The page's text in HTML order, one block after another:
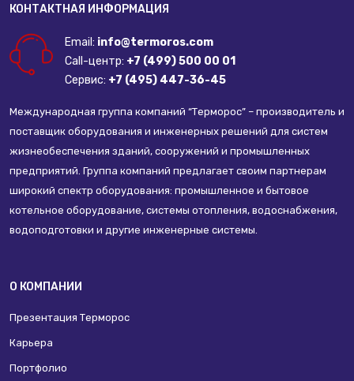
КОНТАКТНАЯ ИНФОРМАЦИЯ
Email: info@termoros.com
Call-центр: +7 (499) 500 00 01
Сервис: +7 (495) 447-36-45
Международная группа компаний “Терморос” – производитель и
поставщик оборудования и инженерных решений для систем
жизнеобеспечения зданий, сооружений и промышленных
предприятий. Группа компаний предлагает своим партнерам
широкий спектр оборудования: промышленное и бытовое
котельное оборудование, системы отопления, водоснабжения,
водоподготовки и другие инженерные системы.
О КОМПАНИИ
Презентация Терморос
Карьера
Портфолио